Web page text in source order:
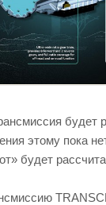
будет
этому пока
будет